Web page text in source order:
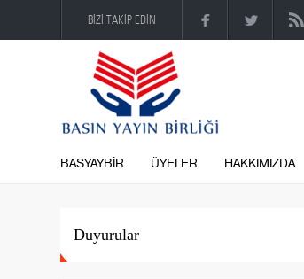
BİZİ TAKİP EDİN
BASYAYBİR ÜYELER HAKKIMIZDA
Duyurular